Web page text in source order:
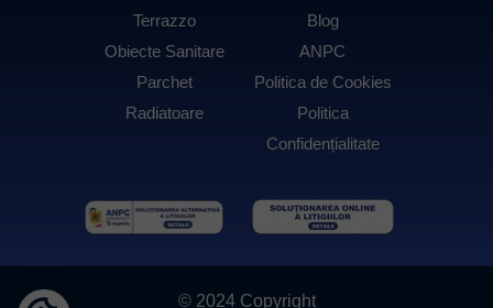
© 2024 Copyright
Blog
ANPC
Politica de Cookies
Politica
Confidențialitate
Terrazzo
Obiecte Sanitare
Parchet
Radiatoare